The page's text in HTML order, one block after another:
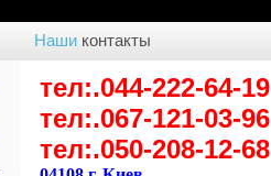
Наши контакты
тел:.044-222-64-19
тел:.067-121-03-96
тел:.050-208-12-68